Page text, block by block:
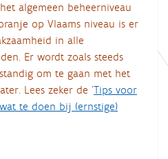
algemeen beheerniveau
op Vlaams niveau is er
in alle
Er wordt zoals steeds
om te gaan met het
Lees zeker de ‘Tips voor
te doen bij (ernstige)